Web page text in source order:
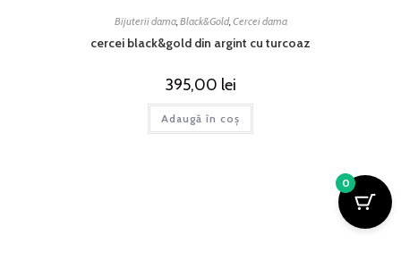
Bijuterii dama, Black&Gold, Cercei dama
cercei black&gold din argint cu turcoaz
395,00 lei
Adaugă în coș
0